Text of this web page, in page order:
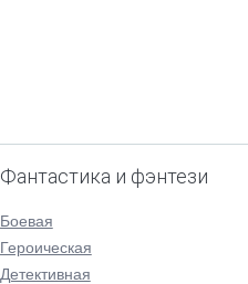
Фантастика и фэнтези
Боевая
Героическая
Детективная